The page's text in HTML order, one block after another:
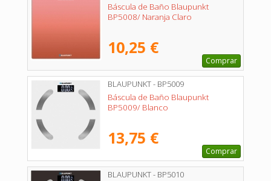
Báscula de Baño Blaupunkt
BP5008/ Naranja Claro
10,25 €
Comprar
BLAUPUNKT - BP5009
Báscula de Baño Blaupunkt
BP5009/ Blanco
13,75 €
Comprar
BLAUPUNKT - BP5010